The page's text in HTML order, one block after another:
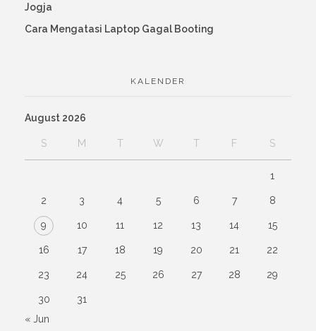
Jogja
Cara Mengatasi Laptop Gagal Booting
KALENDER
August 2026
S M T W T F S
1
2 3 4 5 6 7 8
9 10 11 12 13 14 15
16 17 18 19 20 21 22
23 24 25 26 27 28 29
30
31
« Jun